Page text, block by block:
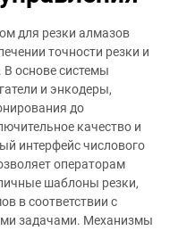
для резки алмазов
точности резки и
основе системы
и энкодеры,
до
качество и
интерфейс числового
операторам
шаблоны резки,
в соответствии с
задачами. Механизмы